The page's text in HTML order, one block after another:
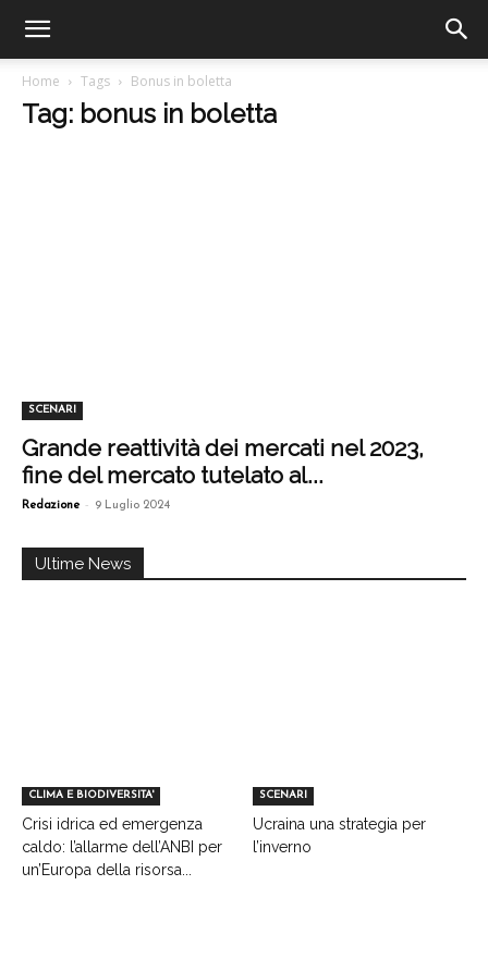
Home Tags Bonus in boletta
Tag: bonus in boletta
SCENARI
Grande reattività dei mercati nel 2023,
fine del mercato tutelato al...
Redazione - 9 Luglio 2024
Ultime News
CLIMA E BIODIVERSITA'
Crisi idrica ed emergenza
caldo: l’allarme dell’ANBI per
un’Europa della risorsa...
SCENARI
Ucraina una strategia per
l’inverno